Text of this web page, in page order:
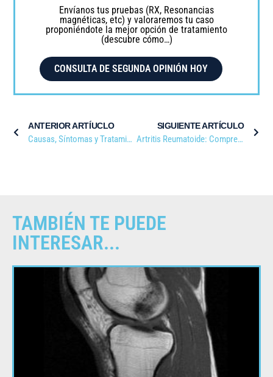
Envíanos tus pruebas (RX, Resonancias
magnéticas, etc) y valoraremos tu caso
proponiéndote la mejor opción de tratamiento
(descubre cómo…)
CONSULTA DE SEGUNDA OPINIÓN HOY
ANTERIOR ARTÍUCLO
Causas, Síntomas y Tratamientos de las Lesiones Articulares Degenerativas
SIGUIENTE ARTÍCULO
Artritis Reumatoide: Comprender y Sobrellevar una Enfermedad Crónica
TAMBIÉN TE PUEDE
INTERESAR...